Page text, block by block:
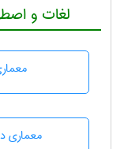
لغات و
معماری